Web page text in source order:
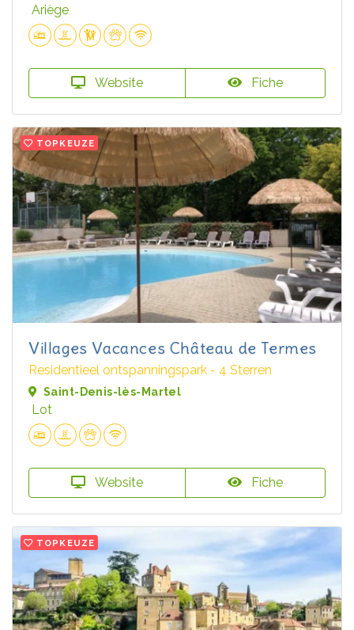
Ariège
Website Fiche
TOPKEUZE
Villages Vacances Château de Termes
Residentieel ontspanningspark - 4 Sterren
Saint-Denis-lès-Martel
Lot
Website Fiche
TOPKEUZE